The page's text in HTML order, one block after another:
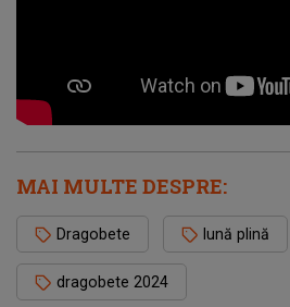
MAI MULTE DESPRE:
Dragobete lună plină
dragobete 2024